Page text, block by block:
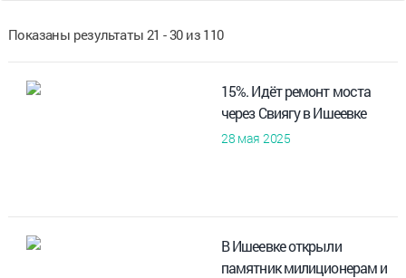
Показаны результаты 21 - 30 из 110
15%. Идёт ремонт моста
через Свиягу в Ишеевке
28 мая 2025
В Ишеевке открыли
памятник милиционерам и